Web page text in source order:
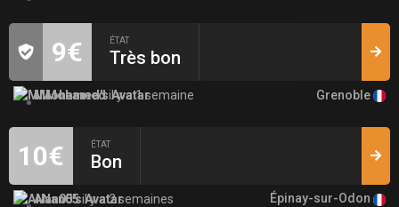
9€ ÉTAT
Très bon
MMohamedil y a 1 semaine Grenoble
10€ ÉTAT
Bon
ANan05il y a 2 semaines Épinay-sur-Odon